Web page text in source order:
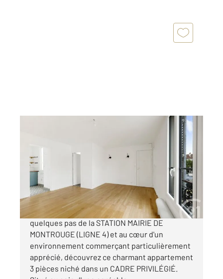
Ref : 11121
Appartement F3 à vendre
459 000 €
MONTROUGE CENTRE-VILLE RECHERCHÉ À
quelques pas de la STATION MAIRIE DE
MONTROUGE (LIGNE 4) et au cœur d'un
environnement commerçant particulièrement
apprécié, découvrez ce charmant appartement
3 pièces niché dans un CADRE PRIVILÉGIÉ.